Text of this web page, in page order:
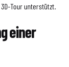
Tour unterstützt.
einer